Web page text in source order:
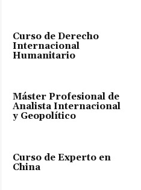
Curso de Derecho
Internacional
Humanitario
Máster Profesional de
Analista Internacional
y Geopolítico
Curso de Experto en
China